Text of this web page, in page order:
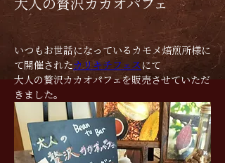
いつもお世話になっているカモメ焙煎所様に
て開催されたカリキチフェスにて
大人の贅沢カカオパフェを販売させていただ
きました。